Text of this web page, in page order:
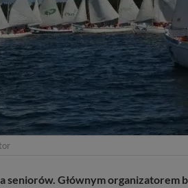
Głównym organizatorem